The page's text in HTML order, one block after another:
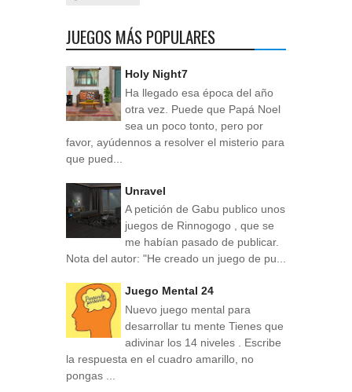
JUEGOS MÁS POPULARES
Holy Night7
Ha llegado esa época del año
otra vez. Puede que Papá Noel
sea un poco tonto, pero por
favor, ayúdennos a resolver el misterio para
que pued...
Unravel
A petición de Gabu publico unos
juegos de Rinnogogo , que se
me habían pasado de publicar.
Nota del autor: "He creado un juego de pu...
Juego Mental 24
Nuevo juego mental para
desarrollar tu mente Tienes que
adivinar los 14 niveles . Escribe
la respuesta en el cuadro amarillo, no
pongas ...